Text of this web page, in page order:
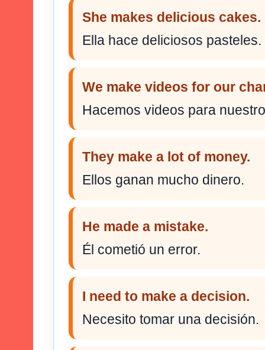
She makes delicious cakes.
Ella hace deliciosos pasteles.
We make videos for our
Hacemos videos para
They make a lot of money.
Ellos ganan mucho dinero.
He made a mistake.
Él cometió un error.
I need to make a decision.
Necesito tomar una decisión.